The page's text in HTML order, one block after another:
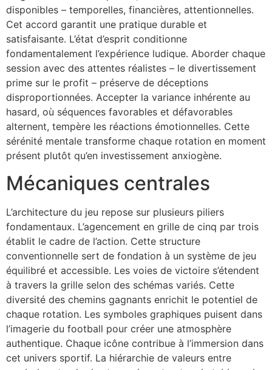
disponibles – temporelles, financières, attentionnelles.
Cet accord garantit une pratique durable et
satisfaisante. L’état d’esprit conditionne
fondamentalement l’expérience ludique. Aborder chaque
session avec des attentes réalistes – le divertissement
prime sur le profit – préserve de déceptions
disproportionnées. Accepter la variance inhérente au
hasard, où séquences favorables et défavorables
alternent, tempère les réactions émotionnelles. Cette
sérénité mentale transforme chaque rotation en moment
présent plutôt qu’en investissement anxiogène.
Mécaniques centrales
L’architecture du jeu repose sur plusieurs piliers
fondamentaux. L’agencement en grille de cinq par trois
établit le cadre de l’action. Cette structure
conventionnelle sert de fondation à un système de jeu
équilibré et accessible. Les voies de victoire s’étendent
à travers la grille selon des schémas variés. Cette
diversité des chemins gagnants enrichit le potentiel de
chaque rotation. Les symboles graphiques puisent dans
l’imagerie du football pour créer une atmosphère
authentique. Chaque icône contribue à l’immersion dans
cet univers sportif. La hiérarchie de valeurs entre